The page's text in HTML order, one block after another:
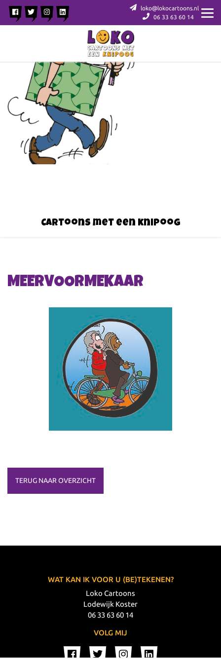
loko@lokocartoons.nl
06 33 63 60 14
Cartoons met een knipoog
MEERVOORMEKAAR
TERUG NAAR OVERZICHT
WAT KAN IK VOOR U (BE)TEKENEN?
Loko Cartoons
Lodewijk Koster
06 33 63 60 14
VOLG MIJ